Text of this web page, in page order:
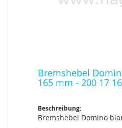
Bremshebel
165 mm - 200 17
Beschreibung:
Bremshebel Domino